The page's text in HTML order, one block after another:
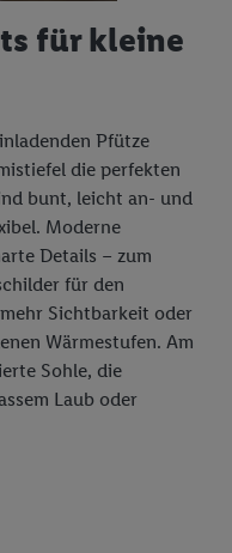
für kleine
Pfütze
die perfekten
bunt, leicht an- und
Moderne
Details – zum
für den
Sichtbarkeit oder
Wärmestufen. Am
Sohle, die
Laub oder